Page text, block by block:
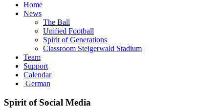
Home
News
The Ball
Unified Football
Spirit of Generations
Classroom Steigerwald Stadium
Team
Support
Calendar
German
Spirit of Social Media